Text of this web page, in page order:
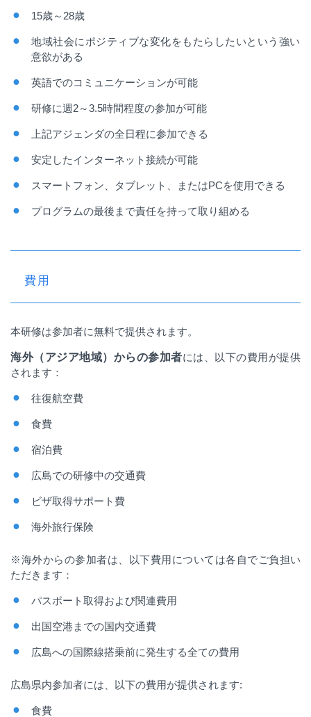
15歳～ 28歳
地域社会にポジティブな変化をもたらしたいという強い
意欲がある
英語でのコミュニケーションが可能
研修に週 2～3.5時間程度の参加が可能
上記アジェンダの全日程に参加できる
安定したインターネット接続が可能
スマートフォン、タブレット、またはPCを使用できる
プログラムの最後まで責任を持って取り組める
費用
本研修は参加者に無料で提供されます。
海外（アジア地域）からの参加者には、以下の費用が提供
されます：
往復航空費
食費
宿泊費
広島での研修中の交通費
ビザ取得サポート費
海外旅行保険
※海外からの参加者は、以下費用については各自でご負担い
ただきます：
パスポート取得および関連費用
出国空港までの国内交通費
広島への国際線搭乗前に発生する全ての費用
広島県内参加者には、以下の費用が提供されます:
食費